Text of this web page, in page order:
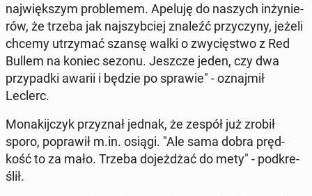
naj­więk­szym pro­ble­mem. Apeluję do naszych in­ży­nie­
rów, że trzeba jak naj­szyb­ciej znaleźć przy­czy­ny, jeżeli
chcemy utrzy­mać szansę walki o zwy­cię­stwo z Red
Bullem na koniec sezonu. Jeszcze jeden, czy dwa
przy­pad­ki awarii i będzie po sprawie" - oznaj­mił
Leclerc.
Mo­na­kij­czyk przy­znał jednak, że zespół już zrobił
sporo, po­pra­wił m.in. osiągi. "Ale sama dobra pręd­
kość to za mało. Trzeba do­jeż­dżać do mety" - pod­kre­
ślił.